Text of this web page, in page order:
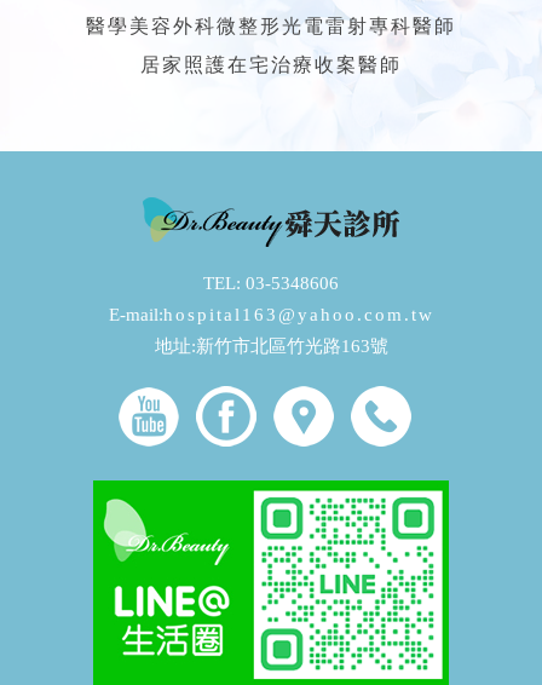
醫學美容外科微整形光電雷射專科醫師
居家照護在宅治療收案醫師
TEL: 03-5348606
E-mail:hospital163@yahoo.com.tw
地址:新竹市北區竹光路163號